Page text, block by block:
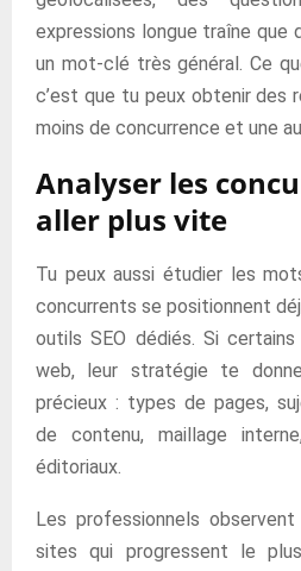
expressions longue traîne que
un mot-clé très général. Ce
c’est que tu peux obtenir des
moins de concurrence et une
Analyser les
aller plus vite
Tu peux aussi étudier les
concurrents se positionnent
outils SEO dédiés. Si
web, leur stratégie te
précieux : types de pages,
de contenu, maillage
éditoriaux.
Les professionnels
sites qui progressent le